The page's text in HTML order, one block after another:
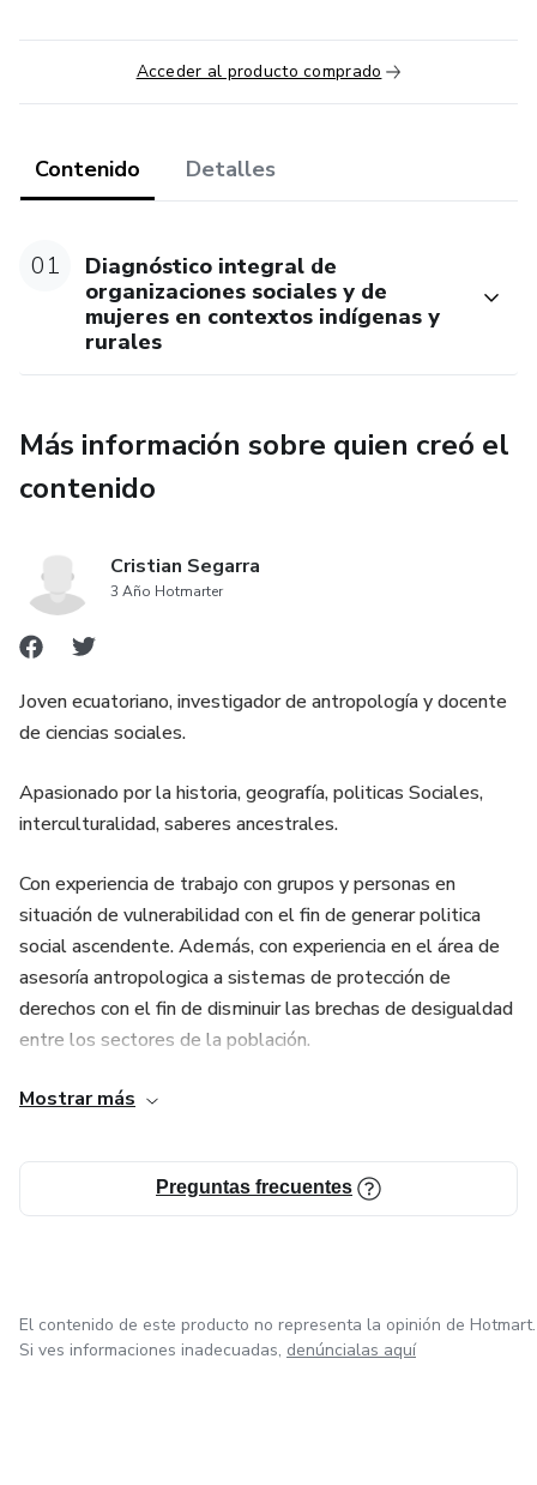
Acceder al producto comprado
Contenido Detalles
01
Diagnóstico integral de
organizaciones sociales y de
mujeres en contextos indígenas y
rurales
Más información sobre quien creó el
contenido
Cristian Segarra
3 Año Hotmarter
Joven ecuatoriano, investigador de antropología y docente
de ciencias sociales.
Apasionado por la historia, geografía, politicas Sociales,
interculturalidad, saberes ancestrales.
Con experiencia de trabajo con grupos y personas en
situación de vulnerabilidad con el fin de generar politica
social ascendente. Además, con experiencia en el área de
asesoría antropologica a sistemas de protección de
derechos con el fin de disminuir las brechas de desigualdad
entre los sectores de la población.
Apasionado por el cuidado de la naturaleza, agroecología,
Mostrar más
Preguntas frecuentes
El contenido de este producto no representa la opinión de Hotmart.
Si ves informaciones inadecuadas, denúncialas aquí